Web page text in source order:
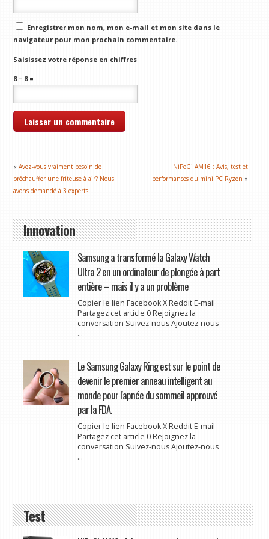
Enregistrer mon nom, mon e-mail et mon site dans le
navigateur pour mon prochain commentaire.
Saisissez votre réponse en chiffres
8 − 8 =
«Avez-vous vraiment besoin de
préchauffer une friteuse à air? Nous
avons demandé à 3 experts
NiPoGi AM16 : Avis, test et
performances du mini PC Ryzen »
Innovation
Samsung a transformé la Galaxy Watch
Ultra 2 en un ordinateur de plongée à part
entière – mais il y a un problème
Copier le lien Facebook X Reddit E-mail
Partagez cet article 0 Rejoignez la
conversation Suivez-nous Ajoutez-nous
...
Le Samsung Galaxy Ring est sur le point de
devenir le premier anneau intelligent au
monde pour l'apnée du sommeil approuvé
par la FDA.
Copier le lien Facebook X Reddit E-mail
Partagez cet article 0 Rejoignez la
conversation Suivez-nous Ajoutez-nous
...
Test